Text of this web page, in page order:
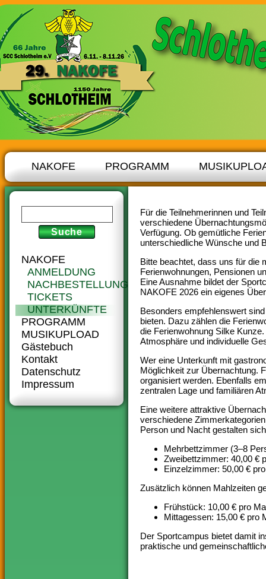
NAKOFE PROGRAMM
NAKOFE
ANMELDUNG
NACHBESTELLUNG-
TICKETS
UNTERKÜNFTE
PROGRAMM
MUSIKUPLOAD
Gästebuch
Kontakt
Datenschutz
Impressum
Für die Teilnehmerinnen und
verschiedene
Verfügung. Ob gemütliche
unterschiedliche Wünsche und
Bitte beachtet, dass uns für die
Ferienwohnungen, Pensionen
Eine Ausnahme bildet der
NAKOFE 2026 ein eigenes
Besonders empfehlenswert
bieten. Dazu zählen die
die Ferienwohnung Silke
Atmosphäre und individuelle
Wer eine Unterkunft mit
Möglichkeit zur Übernachtung.
organisiert werden. Ebenfalls
zentralen Lage und familiären
Eine weitere attraktive
verschiedene
Person und Nacht gestalten
Mehrbettzimmer (3–8
Zweibettzimmer: 40,00 €
Einzelzimmer: 50,00 €
Zusätzlich können Mahlzeiten
Frühstück: 10,00 € pro
Mittagessen: 15,00 € pro
Der Sportcampus bietet damit
praktische und